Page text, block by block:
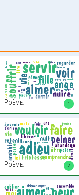
1
Poème:
2
Poème: